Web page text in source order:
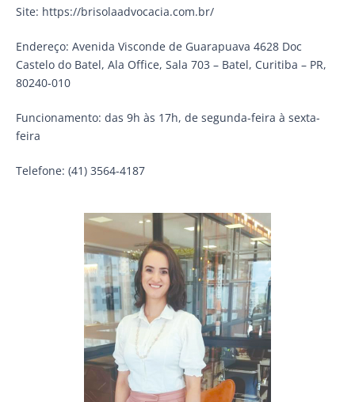
Site: https://brisolaadvocacia.com.br/
Endereço: Avenida Visconde de Guarapuava 4628 Doc
Castelo do Batel, Ala Office, Sala 703 – Batel, Curitiba – PR,
80240-010
Funcionamento: das 9h às 17h, de segunda-feira à sexta-
feira
Telefone: (41) 3564-4187